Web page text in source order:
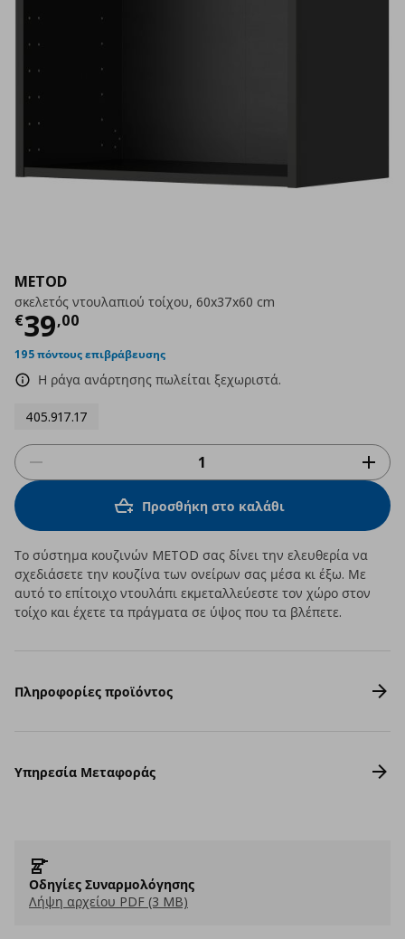
METOD
σκελετός ντουλαπιού τοίχου, 60x37x60 cm
€39,00
Τρέχουσα τιμή
195 πόντους επιβράβευσης
Η ράγα ανάρτησης πωλείται ξεχωριστά.
405.917.17
Προσθήκη στο καλάθι
Το σύστημα κουζινών METOD σας δίνει την ελευθερία να
σχεδιάσετε την κουζίνα των ονείρων σας μέσα κι έξω. Με
αυτό το επίτοιχο ντουλάπι εκμεταλλεύεστε τον χώρο στον
τοίχο και έχετε τα πράγματα σε ύψος που τα βλέπετε.
Πληροφορίες προϊόντος
Υπηρεσία Μεταφοράς
Οδηγίες Συναρμολόγησης
Λήψη αρχείου PDF (3 MB)